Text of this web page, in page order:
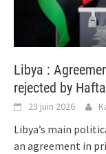
Libya :
rejected by
23 juin 2026
Libya’s main
an agreement in